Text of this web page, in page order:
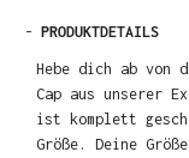
- PRODUKTDETAILS
Hebe dich ab von
Cap aus unserer
ist komplett
Größe. Deine